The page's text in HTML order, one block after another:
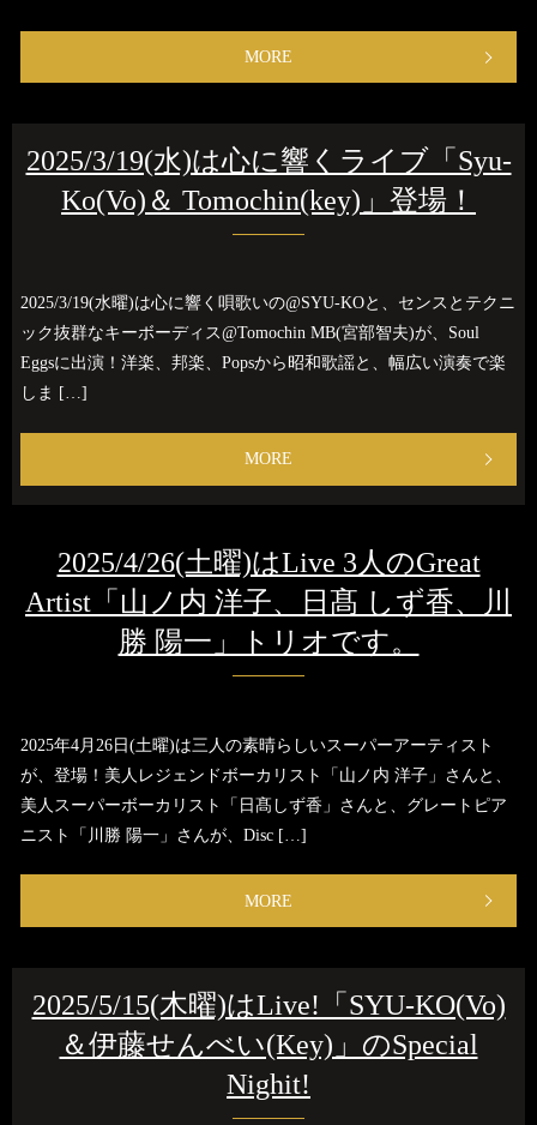
MORE
2025/3/19(水)は心に響くライブ「Syu-
Ko(Vo)＆ Tomochin(key)」登場！
2025/3/19(水曜)は心に響く唄歌いの@SYU-KOと、センスとテクニ
ック抜群なキーボーディス@Tomochin MB(宮部智夫)が、Soul
Eggsに出演！洋楽、邦楽、Popsから昭和歌謡と、幅広い演奏で楽
しま […]
MORE
2025/4/26(土曜)はLive 3人のGreat
Artist「山ノ内 洋子、日髙 しず香、川
勝 陽一」トリオです。
2025年4月26日(土曜)は三人の素晴らしいスーパーアーティスト
が、登場！美人レジェンドボーカリスト「山ノ内 洋子」さんと、
美人スーパーボーカリスト「日髙しず香」さんと、グレートピア
ニスト「川勝 陽一」さんが、Disc […]
MORE
2025/5/15(木曜)はLive!「SYU-KO(Vo)
＆伊藤せんべい(Key)」のSpecial
Nighit!